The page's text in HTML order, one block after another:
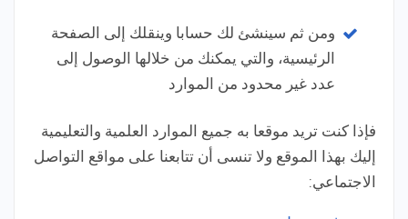
ومن ثم سينشئ لك حسابا وينقلك إلى الصفحة
الرئيسية، والتي يمكنك من خلالها الوصول إلى
عدد غير محدود من الموارد
فإذا كنت تريد موقعا به جميع الموارد العلمية والتعليمية
إليك بهذا الموقع ولا تنسى أن تتابعنا على مواقع التواصل
الاجتماعي: